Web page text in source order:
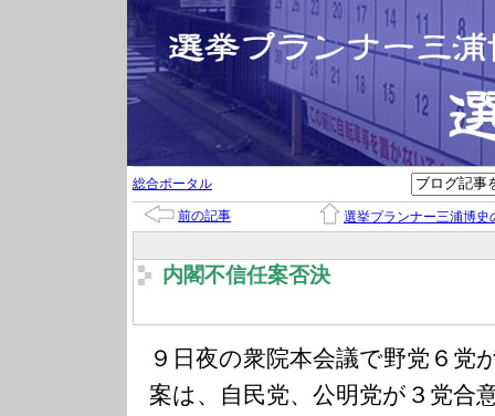
総合ポータル
前の記事 選挙プランナー三浦博史
内閣不信任案否決
９日夜の衆院本会議で野党６党
案は、自民党、公明党が３党合